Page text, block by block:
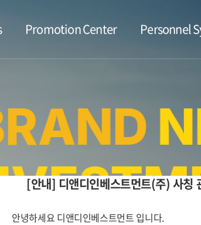
Promotion Center Personnel
[안내] 디앤디인베스트먼트(주) 사칭
안녕하세요 디앤디인베스트먼트 입니다.